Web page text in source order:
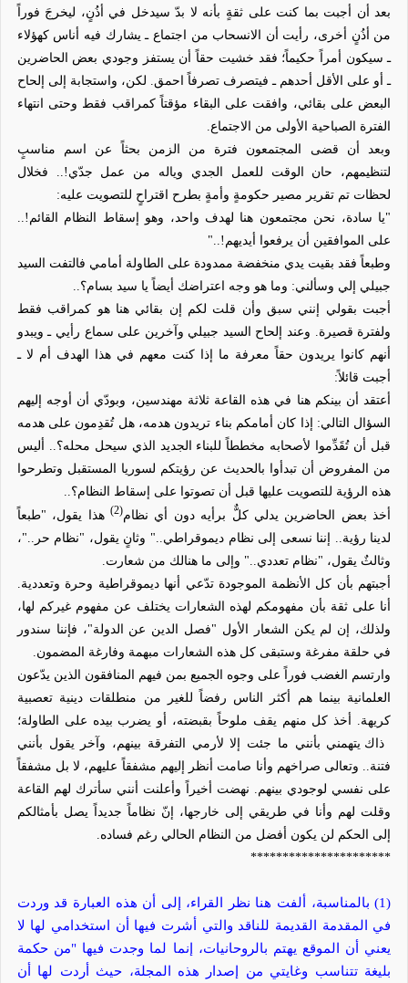
بعد أن أجبت بما كنت على ثقةٍ بأنه لا بدّ سيدخل في أذُنٍ، ليخرجَ فوراً
من أذُنٍ أخرى، رأيت أن الانسحاب من اجتماع ـ يشارك فيه أناس كهؤلاء
ـ سيكون أمراً حكيماً؛ فقد خشيت حقاً أن يستفز وجودي بعض الحاضرين
ـ أو على الأقل أحدهم ـ فيتصرف تصرفاً احمق. لكن، واستجابة إلى إلحاح
البعض على بقائي، وافقت على البقاء مؤقتاً كمراقب فقط وحتى انتهاء
الفترة الصباحية الأولى من الاجتماع.
وبعد أن قضى المجتمعون فترة من الزمن بحثاً عن اسم مناسبٍ
لتنظيمهم، حان الوقت للعمل الجدي وياله من عمل جدّي!.. فخلال
لحظات تم تقرير مصير حكومةٍ وأمةٍ بطرح اقتراحٍ للتصويت عليه:
"يا سادة، نحن مجتمعون هنا لهدف واحد، وهو إسقاط النظام القائم!..
على الموافقين أن يرفعوا أيديهم!.."
وطبعاً فقد بقيت يدي منخفضة ممدودة على الطاولة أمامي فالتفت السيد
جبيلي إلي وسألني: وما هو وجه اعتراضك أيضاً يا سيد بسام؟..
أجبت بقولي إنني سبق وأن قلت لكم إن بقائي هنا هو كمراقب فقط
ولفترة قصيرة. وعند إلحاح السيد جبيلي وآخرين على سماع رأيي ـ ويبدو
أنهم كانوا يريدون حقاً معرفة ما إذا كنت معهم في هذا الهدف أم لا ـ
أجبت قائلاً:
أعتقد أن بينكم هنا في هذه القاعة ثلاثة مهندسين، وبودّي أن أوجه إليهم
السؤال التالي: إذا كان أمامكم بناء تريدون هدمه، هل تُقدِمون على هدمه
قبل أن تُقَدِّموا لأصحابه مخططاً للبناء الجديد الذي سيحل محله؟.. أليس
من المفروض أن تبدأوا بالحديث عن رؤيتكم لسوريا المستقبل وتطرحوا
هذه الرؤية للتصويت عليها قبل أن تصوتوا على إسقاط النظام؟..
أخذ بعض الحاضرين يدلي كلٌّ برأيه دون أي نظام(2)
هذا يقول، "طبعاً
لدينا رؤية.. إننا نسعى إلى نظام ديموقراطي.." وثانٍ يقول، "نظام حر.."،
وثالثٌ يقول، "نظام تعددي.." وإلى ما هنالك من شعارت.
أجبتهم بأن كل الأنظمة الموجودة تدّعي أنها ديموقراطية وحرة وتعددية.
أنا على ثقة بأن مفهومكم لهذه الشعارات يختلف عن مفهوم غيركم لها،
ولذلك، إن لم يكن الشعار الأول "فصل الدين عن الدولة"، فإننا سندور
في حلقة مفرغة وستبقى كل هذه الشعارات مبهمة وفارغة المضمون.
وارتسم الغضب فوراً على وجوه الجميع بمن فيهم المنافقون الذين يدّعون
العلمانية بينما هم أكثر الناس رفضاً للغير من منطلقات دينية تعصبية
كريهة. أخذ كل منهم يقف ملوحاً بقبضته، أو يضرب بيده على الطاولة؛
ذاك يتهمني بأنني ما جئت إلا لأرمي التفرقة بينهم، وآخر يقول بأنني
فتنة.. وتعالى صراخهم وأنا صامت أنظر إليهم مشفقاً عليهم، لا بل مشفقاً
على نفسي لوجودي بينهم. نهضت أخيراً وأعلنت أنني سأترك لهم القاعة
وقلت لهم وأنا في طريقي إلى خارجها، إنّ نظاماً جديداً يصل بأمثالكم
إلى الحكم لن يكون أفضل من النظام الحالي رغم فساده.
**********************
(1) بالمناسبة، ألفت هنا نظر القراء، إلى أن هذه العبارة قد وردت
في المقدمة القديمة للناقد والتي أشرت فيها أن استخدامي لها لا
يعني أن الموقع يهتم بالروحانيات، إنما لما وجدت فيها "من حكمة
بليغة تتناسب وغايتي من إصدار هذه المجلة، حيث أردت لها أن